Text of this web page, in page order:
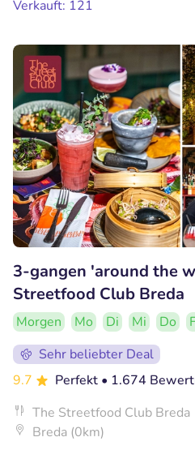
Verkauft: 121
3-gangen 'around the
Streetfood Club Breda
Morgen Mo Di Mi Do
Sehr beliebter Deal
9.7
Perfekt • 1.674
The Streetfood Club Breda
Breda (0km)